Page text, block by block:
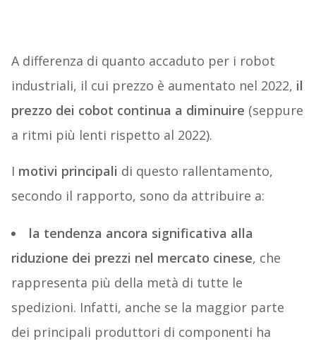
A differenza di quanto accaduto per i robot
industriali, il cui prezzo è aumentato nel 2022, il
prezzo dei cobot continua a diminuire (seppure
a ritmi più lenti rispetto al 2022).
I motivi principali di questo rallentamento,
secondo il rapporto, sono da attribuire a:
la tendenza ancora significativa alla
riduzione dei prezzi nel mercato cinese, che
rappresenta più della metà di tutte le
spedizioni. Infatti, anche se la maggior parte
dei principali produttori di componenti ha